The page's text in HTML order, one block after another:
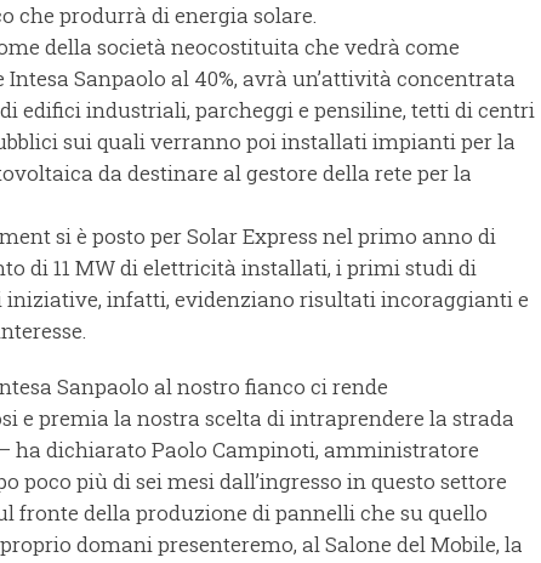
che produrrà di energia solare.
della società neocostituita che vedrà come
Intesa Sanpaolo al 40%, avrà un’attività concentrata
edifici industriali, parcheggi e pensiline, tetti di centri
sui quali verranno poi installati impianti per la
da destinare al gestore della rete per la
si è posto per Solar Express nel primo anno di
di 11 MW di elettricità installati, i primi studi di
iniziative, infatti, evidenziano risultati incoraggianti e
Sanpaolo al nostro fianco ci rende
e premia la nostra scelta di intraprendere la strada
ha dichiarato Paolo Campinoti, amministratore
poco più di sei mesi dall’ingresso in questo settore
fronte della produzione di pannelli che su quello
domani presenteremo, al Salone del Mobile, la